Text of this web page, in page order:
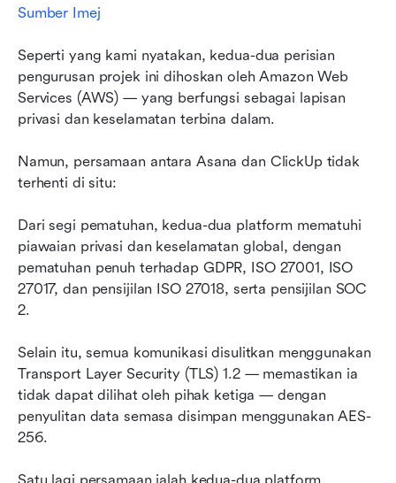
Sumber Imej
Seperti yang kami nyatakan, kedua-dua perisian
pengurusan projek ini dihoskan oleh Amazon Web
Services (AWS) — yang berfungsi sebagai lapisan
privasi dan keselamatan terbina dalam.
Namun, persamaan antara Asana dan ClickUp tidak
terhenti di situ:
Dari segi pematuhan, kedua-dua platform mematuhi
piawaian privasi dan keselamatan global, dengan
pematuhan penuh terhadap GDPR, ISO 27001, ISO
27017, dan pensijilan ISO 27018, serta pensijilan SOC
2.
Selain itu, semua komunikasi disulitkan menggunakan
Transport Layer Security (TLS) 1.2 — memastikan ia
tidak dapat dilihat oleh pihak ketiga — dengan
penyulitan data semasa disimpan menggunakan AES-
256.